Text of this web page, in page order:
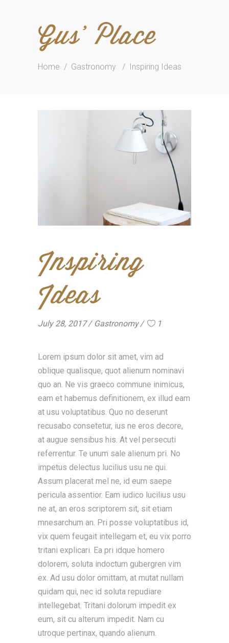
Gus' Place
Home / Gastronomy / Inspiring Ideas
Inspiring
Ideas
July 28, 2017 Gastronomy 1
Lorem ipsum dolor sit amet, vim ad
oblique qualisque, quot alienum nominavi
quo an. Ne vis graeco commune inimicus,
eam et habemus definitionem, ex illud eam
at usu voluptatibus. Quo no deserunt
recusabo consetetur, ius ne eros decore,
at augue sensibus his. At vel persecuti
referrentur. Te unum sale alienum pri. No
impetus delectus lucilius usu ne qui.
Assum placerat mel ne, id eum saepe
pericula assentior. Eam iudico lucilius usu
ne at, an eros scriptorem sit, sit etiam
mnesarchum an. Pri posse voluptatibus id,
vix quem feugait intellegam et, eu vix porro
tritani explicari. Ea pri idque homero
dolorem, soluta indoctum gubergren vim
ex. Ad usu dolor omittam, at mutat nullam
quidam qui, nec id soluta repudiare
intellegebat. Tritani dolorum impedit ex
eum, sit cu alterum impedit. Nam cu
utroque pertinax, quando alienum.